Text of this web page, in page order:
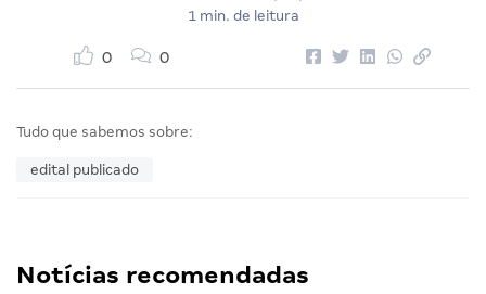
1 min. de leitura
0 0
Tudo que sabemos sobre:
edital publicado
Notícias recomendadas